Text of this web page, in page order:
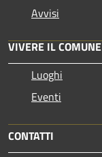
Avvisi
VIVERE IL COMUNE
Luoghi
Eventi
CONTATTI